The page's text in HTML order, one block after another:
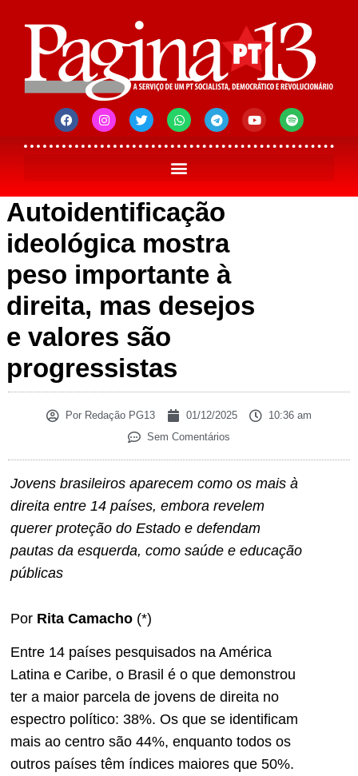
Autoidentificação
ideológica mostra
peso importante à
direita, mas desejos
e valores são
progressistas
Por Redação PG13 01/12/2025
10:36 am
Sem Comentários
Jovens brasileiros aparecem como os mais à
direita entre 14 países, embora revelem
querer proteção do Estado e defendam
pautas da esquerda, como saúde e educação
públicas
Por Rita Camacho (*)
Entre 14 países pesquisados na América
Latina e Caribe, o Brasil é o que demonstrou
ter a maior parcela de jovens de direita no
espectro político: 38%. Os que se identificam
mais ao centro são 44%, enquanto todos os
outros países têm índices maiores que 50%.